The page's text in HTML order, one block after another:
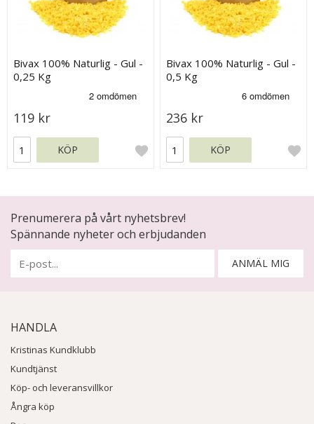
Bivax 100% Naturlig - Gul -
0,25 Kg
119 kr
KÖP
Bivax 100% Naturlig - Gul -
0,5 Kg
236 kr
KÖP
Prenumerera på vårt nyhetsbrev!
Spännande nyheter och erbjudanden
ANMÄL MIG
HANDLA
Kristinas Kundklubb
Kundtjänst
Köp- och leveransvillkor
Ångra köp